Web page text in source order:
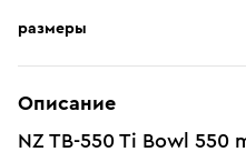
размеры
Описание
NZ TB-550 Ti Bowl 550